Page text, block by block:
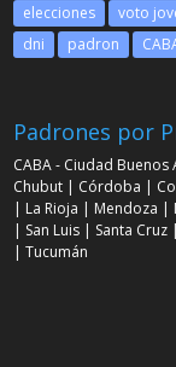
elecciones
voto
dni
padron
Padrones por
CABA - Ciudad Buenos
Chubut
Córdoba
La Rioja Mendoza
San Luis Santa Cruz
|Tucumán